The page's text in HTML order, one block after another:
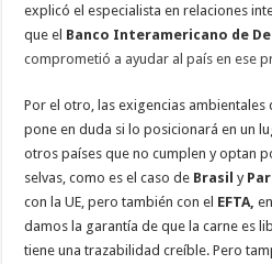
explicó el especialista en relaciones
que el Banco Interamericano de
comprometió a ayudar al país en ese
Por el otro, las exigencias ambientales
pone en duda si lo posicionará en un
otros países que no cumplen y optan
selvas, como es el caso de Brasil y
con la UE, pero también con el EFTA,
damos la garantía de que la carne es
tiene una trazabilidad creíble. Pero